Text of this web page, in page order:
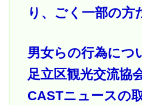
り、ごく一部の方
男女らの行為につ
足立区観光交流協
CASTニュースの